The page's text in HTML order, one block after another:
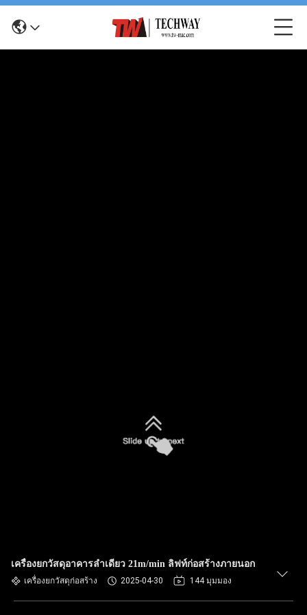
เครื่องยกวัสดุอาคารลําเดียว 21m/min ลิฟท์ก่อสร้างภายนอก
เครื่องยกวัสดุก่อสร้าง 2025-04-30 144 มุมมอง